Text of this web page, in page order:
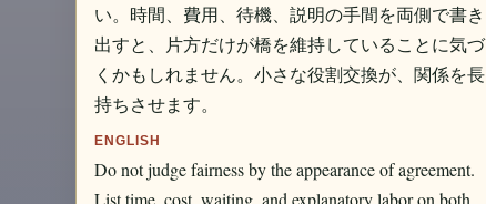
い。時間、費用、待機、説明の手間を両側で書き
出すと、片方だけが橋を維持していることに気づ
くかもしれません。小さな役割交換が、関係を長
持ちさせます。
ENGLISH
Do not judge fairness by the appearance of agreement.
List time, cost, waiting, and explanatory labor on both